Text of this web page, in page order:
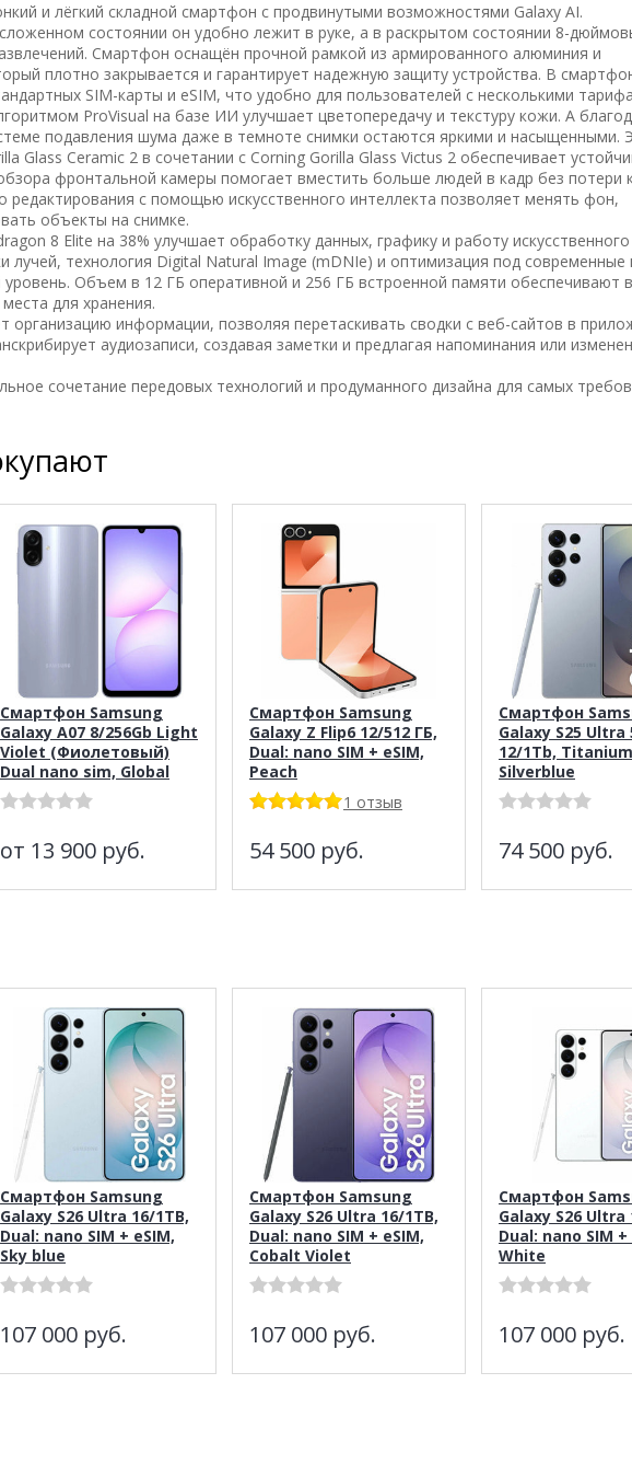
и лёгкий складной смартфон с продвинутыми возможностями Galaxy AI.
состоянии он удобно лежит в руке, а в раскрытом состоянии 8-
Смартфон оснащён прочной рамкой из армированного алюминия и
плотно закрывается и гарантирует надежную защиту устройства. В
SIM-карты и eSIM, что удобно для пользователей с несколькими
ProVisual на базе ИИ улучшает цветопередачу и текстуру кожи. А
подавления шума даже в темноте снимки остаются яркими и насыщенными.
Glass Ceramic 2 в сочетании с Corning Gorilla Glass Victus 2 обеспечивает
фронтальной камеры помогает вместить больше людей в кадр без потери
редактирования с помощью искусственного интеллекта позволяет менять фон,
объекты на снимке.
8 Elite на 38% улучшает обработку данных, графику и работу искусственного
лучей, технология Digital Natural Image (mDNIe) и оптимизация под современные
Объем в 12 ГБ оперативной и 256 ГБ встроенной памяти обеспечивают
для хранения.
организацию информации, позволяя перетаскивать сводки с веб-сайтов в
аудиозаписи, создавая заметки и предлагая напоминания или
сочетание передовых технологий и продуманного дизайна для самых
Смартфон Samsung
Galaxy A07 8/256Gb Light
Violet (Фиолетовый)
Dual nano sim, Global
от 13 900 руб.
Смартфон Samsung
Galaxy Z Flip6 12/512 ГБ,
Dual: nano SIM + eSIM,
Peach
1 отзыв
54 500 руб.
Смартфон
Galaxy S25 Ultra
12/1Tb, Titanium
Silverblue
74 500 руб.
Смартфон Samsung
Galaxy S26 Ultra 16/1TB,
Dual: nano SIM + eSIM,
Sky blue
107 000 руб.
Смартфон Samsung
Galaxy S26 Ultra 16/1TB,
Dual: nano SIM + eSIM,
Cobalt Violet
107 000 руб.
Смартфон
Galaxy S26 Ultra
Dual: nano SIM +
White
107 000 руб.